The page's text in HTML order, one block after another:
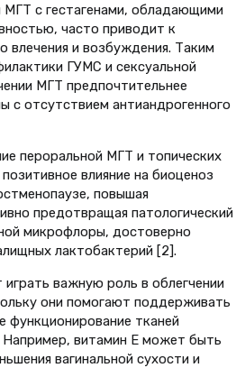
с гестагенами, обладающими
часто приводит к
влечения и возбуждения. Таким
ГУМС и сексуальной
МГТ предпочтительнее
с отсутствием антиандрогенного
пероральной МГТ и топических
влияние на биоценоз
повышая
предотвращая патологический
микрофлоры, достоверно
лактобактерий [2].
важную роль в облегчении
они помогают поддерживать
функционирование тканей
витамин E может быть
вагинальной сухости и